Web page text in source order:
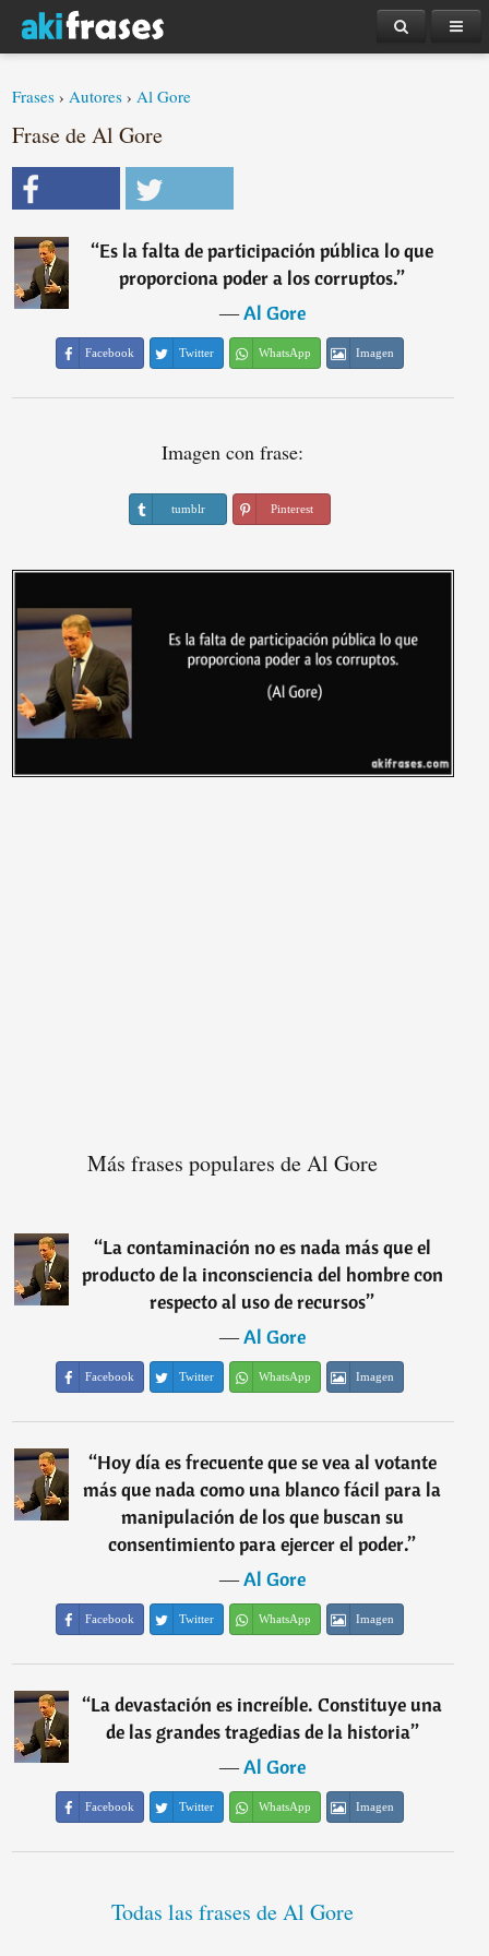
Frases ›Autores ›Al Gore
Frase de Al Gore
“Es la falta de participación pública lo que
proporciona poder a los corruptos.”
―Al Gore
Facebook Twitter WhatsApp Imagen
Imagen con frase:
tumblr Pinterest
Más frases populares de Al Gore
“La contaminación no es nada más que el
producto de la inconsciencia del hombre con
respecto al uso de recursos”
―Al Gore
Facebook Twitter WhatsApp Imagen
“Hoy día es frecuente que se vea al votante
más que nada como una blanco fácil para la
manipulación de los que buscan su
consentimiento para ejercer el poder.”
―Al Gore
Facebook Twitter WhatsApp Imagen
“La devastación es increíble. Constituye una
de las grandes tragedias de la historia”
―Al Gore
Facebook Twitter WhatsApp Imagen
Todas las frases de Al Gore